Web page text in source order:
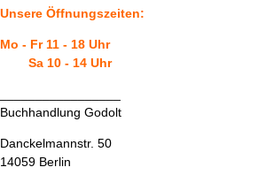
Unsere Öffnungszeiten:
Mo - Fr 11 - 18 Uhr
Sa 10 - 14 Uhr
Buchhandlung Godolt
Danckelmannstr. 50
14059 Berlin